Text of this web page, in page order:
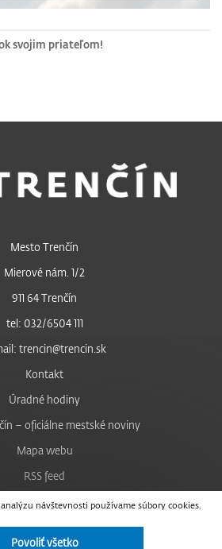
svojim priateľom!
návštevnosti používame súbory cookies.
Povoliť všetko
Mesto Trenčín
Mierové nám. 1/2
911 64 Trenčín
tel: 032/6504 111
trencin@trencin.sk
Kontakt
Úradné hodiny
– oficiálne mestské noviny
Mapa webu
RSS feed
Nastavenie cookies
Facebook